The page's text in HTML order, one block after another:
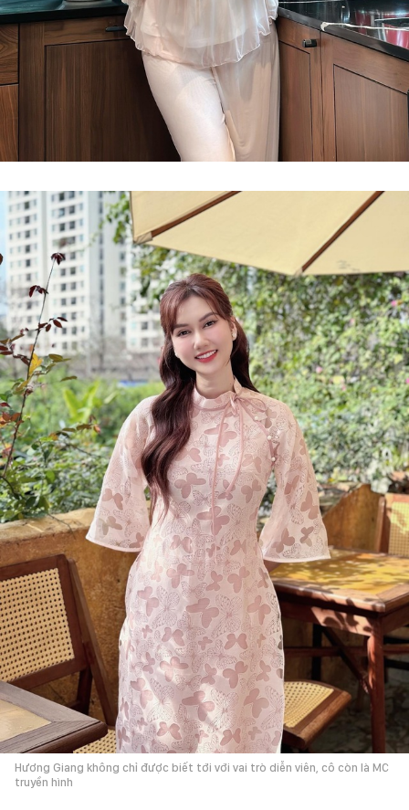
Hương Giang không chỉ được biết tới với vai trò diễn viên, cô còn là MC
truyền hình